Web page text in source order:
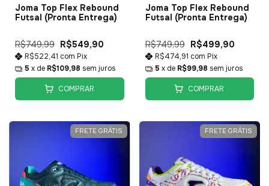
Joma Top Flex Rebound
Futsal (Pronta Entrega)
R$749,99 R$549,90
R$522,41 com Pix
5 x de R$109,98 sem juros
COMPRAR
Joma Top Flex Rebound
Futsal (Pronta Entrega)
R$749,99 R$499,90
R$474,91 com Pix
5 x de R$99,98 sem juros
COMPRAR
FRETE GRÁTIS FRETE GRÁTIS